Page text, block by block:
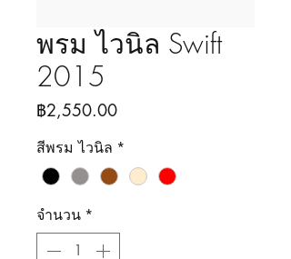
พรม ไวนิล Swift
2015
฿2,550.00ราคา
สีพรม ไวนิล *
จำนวน *